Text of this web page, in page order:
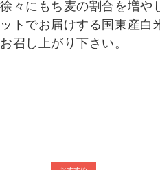
徐々にもち麦の割合を増や
ットでお届けする国東産白
お召し上がり下さい。